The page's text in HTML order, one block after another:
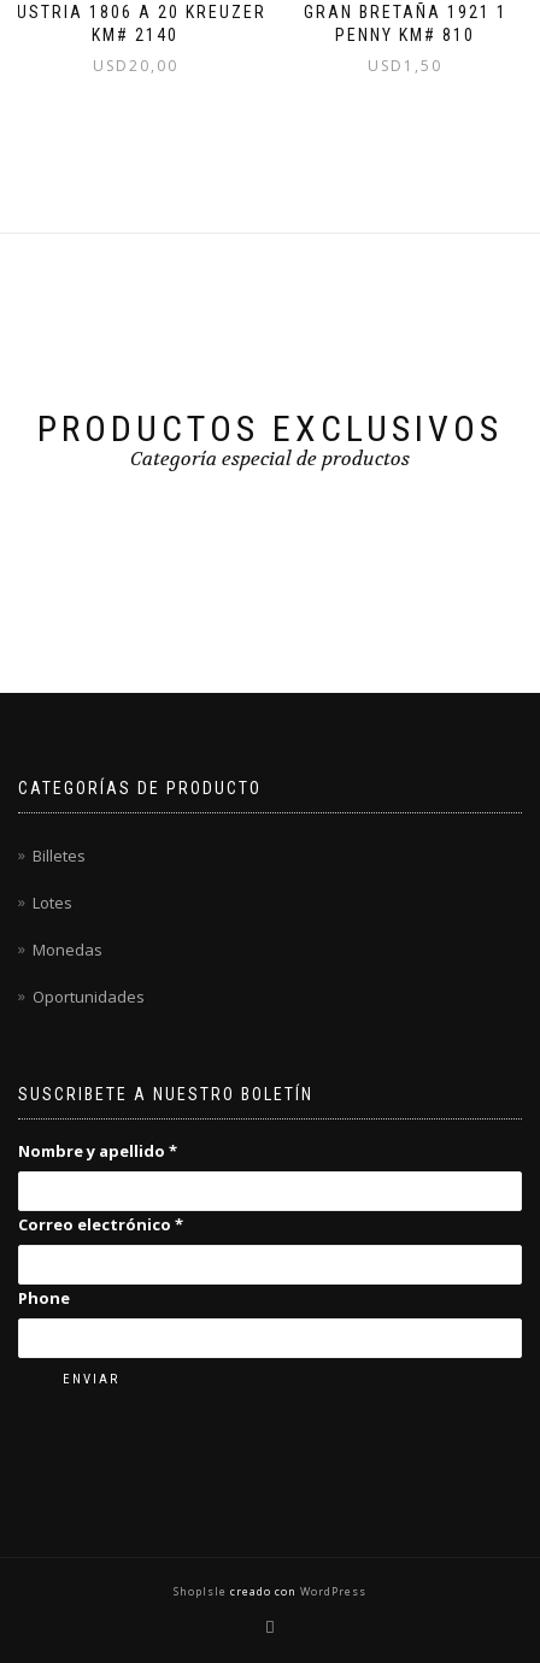
AUSTRIA 1806 A 20 KREUZER
KM# 2140
USD20,00
GRAN BRETAÑA 1921 1
PENNY KM# 810
USD 1,50
PRODUCTOS EXCLUSIVOS
Categoría especial de productos
CATEGORÍAS DE PRODUCTO
Billetes
Lotes
Monedas
Oportunidades
SUSCRIBETE A NUESTRO BOLETÍN
Nombre y apellido *
Correo electrónico *
Phone
ENVIAR
ShopIsle creado con WordPress